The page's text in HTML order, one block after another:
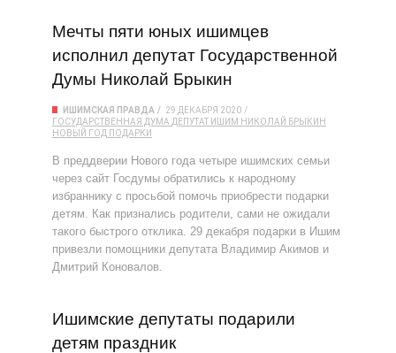
Мечты пяти юных ишимцев
исполнил депутат Государственной
Думы Николай Брыкин
ИШИМСКАЯ ПРАВДА
29 ДЕКАБРЯ 2020
ГОСУДАРСТВЕННАЯ ДУМА ДЕПУТАТ ИШИМ НИКОЛАЙ БРЫКИН
НОВЫЙ ГОД ПОДАРКИ
В преддверии Нового года четыре ишимских семьи
через сайт Госдумы обратились к народному
избраннику с просьбой помочь приобрести подарки
детям. Как признались родители, сами не ожидали
такого быстрого отклика. 29 декабря подарки в Ишим
привезли помощники депутата Владимир Акимов и
Дмитрий Коновалов.
Ишимские депутаты подарили
детям праздник